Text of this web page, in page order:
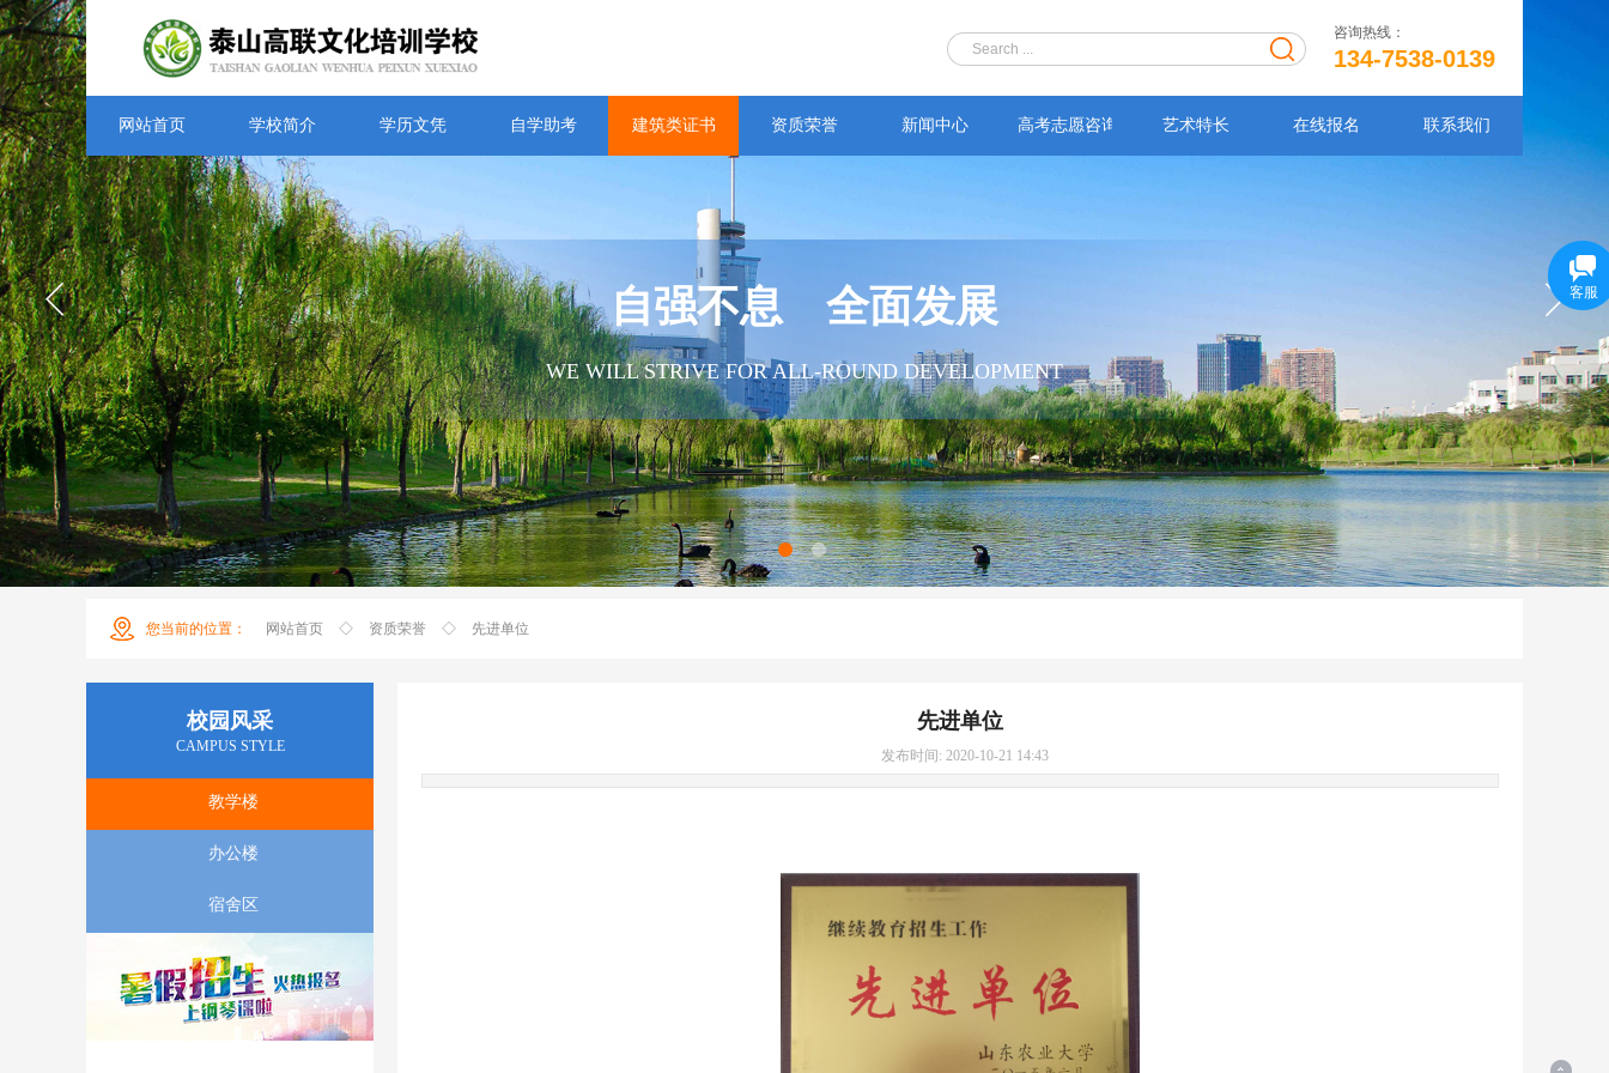
自强不息 全面发展
WE WILL STRIVE FOR ALL-ROUND DEVELOPMENT
您当前的位置 ： 网站首页 ◇ 资质荣誉 ◇ 先进单位
教学楼
办公楼
宿舍区
校园风采
CAMPUS STYLE
先进单位
发布时间: 2020-10-21 14:43
网站首页 学校简介 学历文凭 自学助考 建筑类证书 资质荣誉 新闻中心 高考志愿咨询 艺术特长 在线报名 联系我们
咨询热线：
134-7538-0139
客服